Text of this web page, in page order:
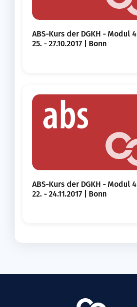
ABS-Kurs der DGKH - Modul 4
25. - 27.10.2017 | Bonn
ABS-Kurs der DGKH - Modul 4
22. - 24.11.2017 | Bonn